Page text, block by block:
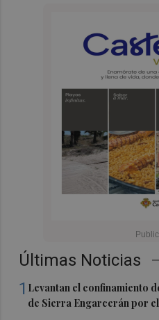
Últimas Noticias
1 Levantan el confinamiento
de Sierra Engarcerán por